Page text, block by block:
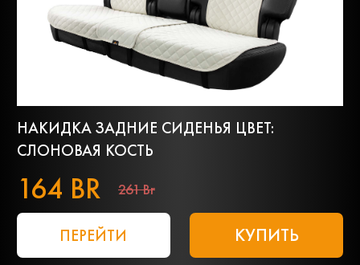
НАКИДКА ЗАДНИЕ СИДЕНЬЯ ЦВЕТ:
СЛОНОВАЯ КОСТЬ
164 BR 261 Br
ПЕРЕЙТИ КУПИТЬ